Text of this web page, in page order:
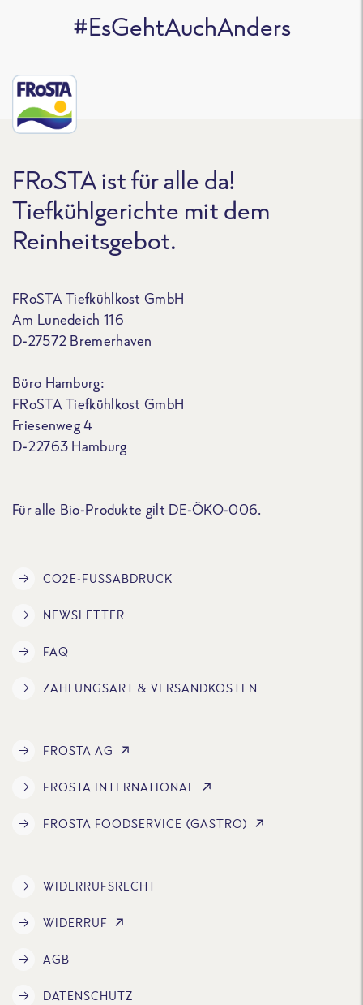
#EsGehtAuchAnders
FRoSTA ist für alle da!
Tiefkühlgerichte mit dem
Reinheitsgebot.
FRoSTA Tiefkühlkost GmbH
Am Lunedeich 116
D-27572 Bremerhaven
Büro Hamburg:
FRoSTA Tiefkühlkost GmbH
Friesenweg 4
D-22763 Hamburg
Für alle Bio-Produkte gilt DE-ÖKO-006.
CO2E-FUSSABDRUCK
NEWSLETTER
FAQ
ZAHLUNGSART & VERSANDKOSTEN
FROSTA AG
FROSTA INTERNATIONAL
FROSTA FOODSERVICE (GASTRO)
WIDERRUFSRECHT
WIDERRUF
AGB
DATENSCHUTZ